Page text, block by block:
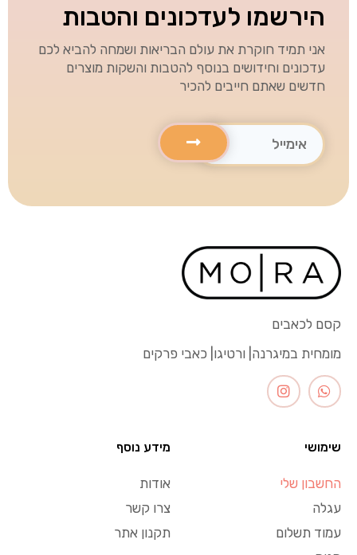
הירשמו לעדכונים והטבות
אני תמיד חוקרת את עולם הבריאות ושמחה להביא לכם
עדכונים וחידושים בנוסף להטבות והשקות מוצרים
חדשים שאתם חייבים להכיר
קסם לכאבים
מומחית במיגרנה| ורטיגו| כאבי פרקים
שימושי
החשבון שלי
עגלה
עמוד תשלום
מידע נוסף
אודות
צרו קשר
תקנון אתר